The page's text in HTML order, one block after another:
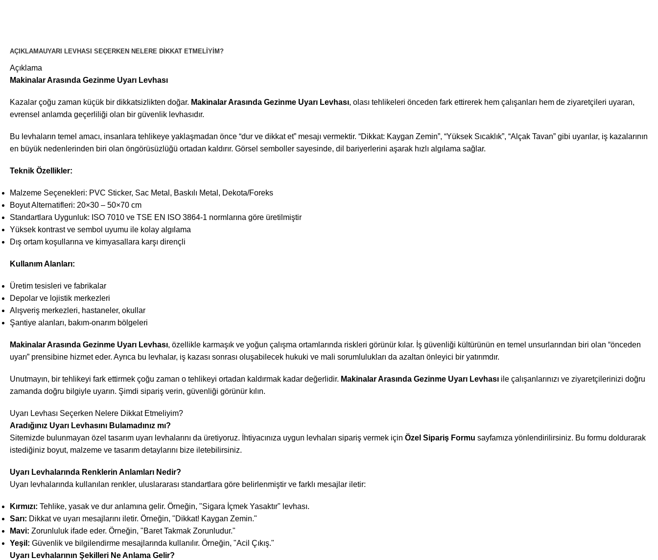
AÇIKLAMAUYARI LEVHASI SEÇERKEN NELERE DIKKAT ETMELIYIM?
Açıklama
Makinalar Arasında Gezinme Uyarı Levhası
Kazalar çoğu zaman küçük bir dikkatsizlikten doğar. Makinalar Arasında Gezinme Uyarı Levhası, olası tehlikeleri önceden fark ettirerek hem çalışanları hem de ziyaretçileri uyaran,
evrensel anlamda geçerliliği olan bir güvenlik levhasıdır.
Bu levhaların temel amacı, insanlara tehlikeye yaklaşmadan önce “dur ve dikkat et” mesajı vermektir. “Dikkat: Kaygan Zemin”, “Yüksek Sıcaklık”, “Alçak Tavan” gibi uyarılar, iş kazalarının
en büyük nedenlerinden biri olan öngörüsüzlüğü ortadan kaldırır. Görsel semboller sayesinde, dil bariyerlerini aşarak hızlı algılama sağlar.
Teknik Özellikler:
Malzeme Seçenekleri: PVC Sticker, Sac Metal, Baskılı Metal, Dekota/Foreks
Boyut Alternatifleri: 20×30 – 50×70 cm
Standartlara Uygunluk: ISO 7010 ve TSE EN ISO 3864-1 normlarına göre üretilmiştir
Yüksek kontrast ve sembol uyumu ile kolay algılama
Dış ortam koşullarına ve kimyasallara karşı dirençli
Kullanım Alanları:
Üretim tesisleri ve fabrikalar
Depolar ve lojistik merkezleri
Alışveriş merkezleri, hastaneler, okullar
Şantiye alanları, bakım-onarım bölgeleri
Makinalar Arasında Gezinme Uyarı Levhası, özellikle karmaşık ve yoğun çalışma ortamlarında riskleri görünür kılar. İş güvenliği kültürünün en temel unsurlarından biri olan “önceden
uyarı” prensibine hizmet eder. Ayrıca bu levhalar, iş kazası sonrası oluşabilecek hukuki ve mali sorumlulukları da azaltan önleyici bir yatırımdır.
Unutmayın, bir tehlikeyi fark ettirmek çoğu zaman o tehlikeyi ortadan kaldırmak kadar değerlidir. Makinalar Arasında Gezinme Uyarı Levhası ile çalışanlarınızı ve ziyaretçilerinizi doğru
zamanda doğru bilgiyle uyarın. Şimdi sipariş verin, güvenliği görünür kılın.
Uyarı Levhası Seçerken Nelere Dikkat Etmeliyim?
Aradığınız Uyarı Levhasını Bulamadınız mı?
Sitemizde bulunmayan özel tasarım uyarı levhalarını da üretiyoruz. İhtiyacınıza uygun levhaları sipariş vermek için Özel Sipariş Formu sayfamıza yönlendirilirsiniz. Bu formu doldurarak
istediğiniz boyut, malzeme ve tasarım detaylarını bize iletebilirsiniz.
Uyarı Levhalarında Renklerin Anlamları Nedir?
Uyarı levhalarında kullanılan renkler, uluslararası standartlara göre belirlenmiştir ve farklı mesajlar iletir:
Kırmızı: Tehlike, yasak ve dur anlamına gelir. Örneğin, "Sigara İçmek Yasaktır" levhası.
Sarı: Dikkat ve uyarı mesajlarını iletir. Örneğin, "Dikkat! Kaygan Zemin."
Mavi: Zorunluluk ifade eder. Örneğin, "Baret Takmak Zorunludur."
Yeşil: Güvenlik ve bilgilendirme mesajlarında kullanılır. Örneğin, "Acil Çıkış."
Uyarı Levhalarının Şekilleri Ne Anlama Gelir?